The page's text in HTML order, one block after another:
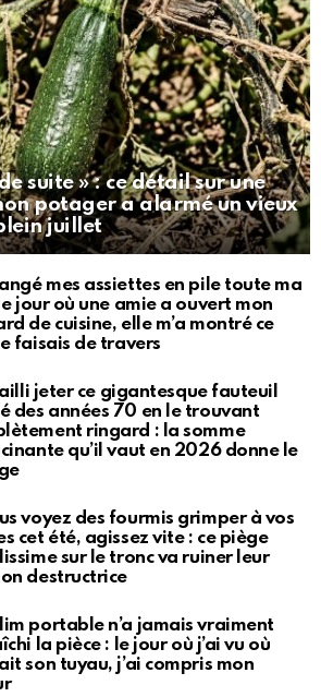
suite » : ce détail sur une
potager a alarmé un vieux
juillet
mes assiettes en pile toute ma
jour où une amie a ouvert mon
de cuisine, elle m’a montré ce
faisais de travers
jeter ce gigantesque fauteuil
des années 70 en le trouvant
ringard : la somme
qu’il vaut en 2026 donne le
voyez des fourmis grimper à vos
cet été, agissez vite : ce piège
sur le tronc va ruiner leur
destructrice
portable n’a jamais vraiment
la pièce : le jour où j’ai vu où
son tuyau, j’ai compris mon